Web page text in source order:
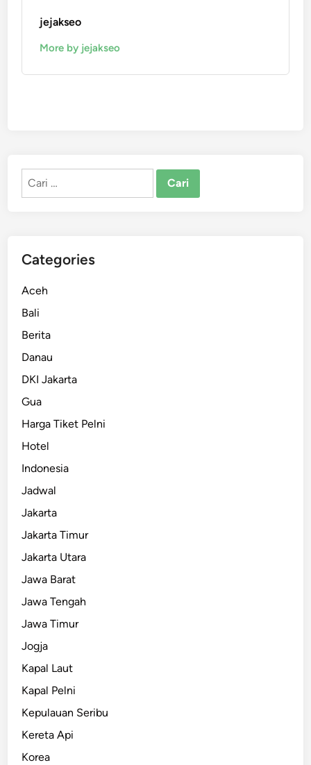
jejakseo
More by jejakseo
Cari
Categories
Aceh
Bali
Berita
Danau
DKI Jakarta
Gua
Harga Tiket Pelni
Hotel
Indonesia
Jadwal
Jakarta
Jakarta Timur
Jakarta Utara
Jawa Barat
Jawa Tengah
Jawa Timur
Jogja
Kapal Laut
Kapal Pelni
Kepulauan Seribu
Kereta Api
Korea